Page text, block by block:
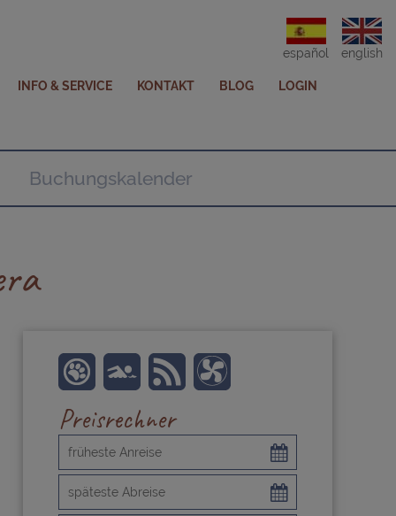
español english
INFO & SERVICE KONTAKT BLOG LOGIN
Buchungskalender
Preisrechner